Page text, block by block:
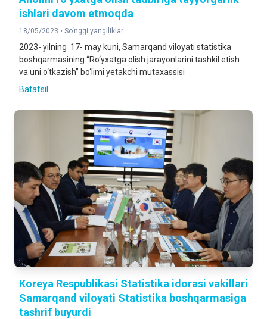
ishlari davom etmoqda
18/05/2023 • So‘nggi yangiliklar
2023- yilning 17- may kuni, Samarqand viloyati statistika
boshqarmasining “Ro‘yxatga olish jarayonlarini tashkil etish
va uni o‘tkazish” bo‘limi yetakchi mutaxassisi
Batafsil ...
Koreya Respublikasi Statistika idorasi vakillari
Samarqand viloyati Statistika boshqarmasiga
tashrif buyurdi